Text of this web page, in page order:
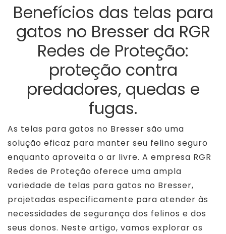
Benefícios das telas para
gatos no Bresser da RGR
Redes de Proteção:
proteção contra
predadores, quedas e
fugas.
As telas para gatos no Bresser são uma
solução eficaz para manter seu felino seguro
enquanto aproveita o ar livre. A empresa RGR
Redes de Proteção oferece uma ampla
variedade de telas para gatos no Bresser,
projetadas especificamente para atender às
necessidades de segurança dos felinos e dos
seus donos. Neste artigo, vamos explorar os